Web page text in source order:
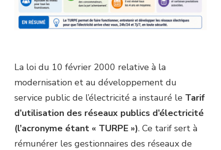
La loi du 10 février 2000 relative à la
modernisation et au développement du
service public de l’électricité a instauré le Tarif
d’utilisation des réseaux publics d’électricité
(l’acronyme étant « TURPE »). Ce tarif sert à
rémunérer les gestionnaires des réseaux de